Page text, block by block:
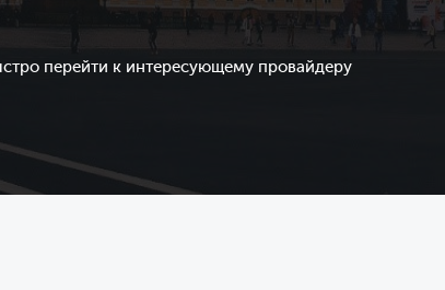
перейти к интересующему провайдеру